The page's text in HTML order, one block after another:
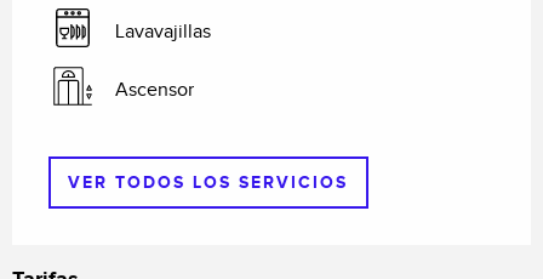
Lavavajillas
Ascensor
VER TODOS LOS SERVICIOS